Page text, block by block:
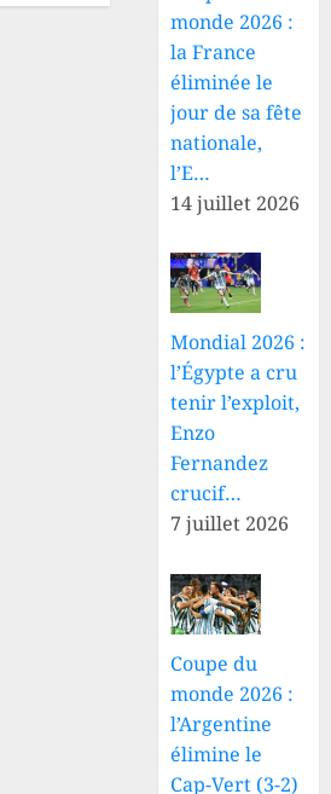
monde 2026 :
la France
éliminée le
jour de sa fête
nationale,
l’E…
14 juillet 2026
Mondial 2026 :
l’Égypte a cru
tenir l’exploit,
Enzo
Fernandez
crucif…
7 juillet 2026
Coupe du
monde 2026 :
l’Argentine
élimine le
Cap-Vert (3-2)